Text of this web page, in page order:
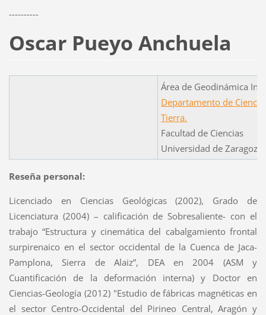
----------
Oscar Pueyo Anchuela
Área de Geodinámica
Departamento de
Tierra.
Facultad de Ciencias
Universidad de Zaragoza
Reseña personal:
Licenciado en Ciencias Geológicas (2002), Grado de
Licenciatura (2004) – calificación de Sobresaliente- con el
trabajo “Estructura y cinemática del cabalgamiento frontal
surpirenaico en el sector occidental de la Cuenca de Jaca-
Pamplona, Sierra de Alaiz”, DEA en 2004 (ASM y
Cuantificación de la deformación interna) y Doctor en
Ciencias-Geología (2012) "Estudio de fábricas magnéticas en
el sector Centro-Occidental del Pirineo Central, Aragón y